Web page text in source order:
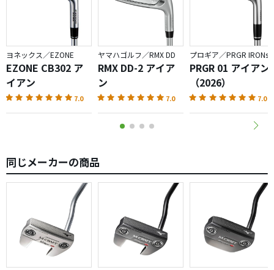
ヨネックス／EZONE
EZONE CB302 ア
イアン
7.0
ヤマハゴルフ／RMX DD
RMX DD-2 アイア
ン
7.0
プロギア／PRGR IRONs
PRGR 01 アイアン
（2026）
7.0
同じメーカーの商品